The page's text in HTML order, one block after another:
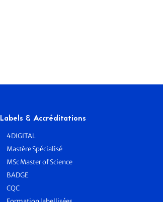
Labels & Accréditations
4DIGITAL
Mastère Spécialisé
MSc Master of Science
BADGE
CQC